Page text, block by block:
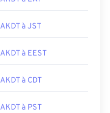
AKDT à JST
AKDT à EEST
AKDT à CDT
AKDT à PST